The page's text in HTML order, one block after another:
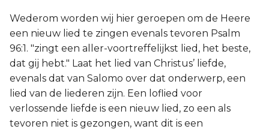
Wederom worden wij hier geroepen om de Heere
een nieuw lied te zingen evenals tevoren Psalm
96:1. "zingt een aller-voortreffelijkst lied, het beste,
dat gij hebt." Laat het lied van Christus’ liefde,
evenals dat van Salomo over dat onderwerp, een
lied van de liederen zijn. Een loflied voor
verlossende liefde is een nieuw lied, zo een als
tevoren niet is gezongen, want dit is een